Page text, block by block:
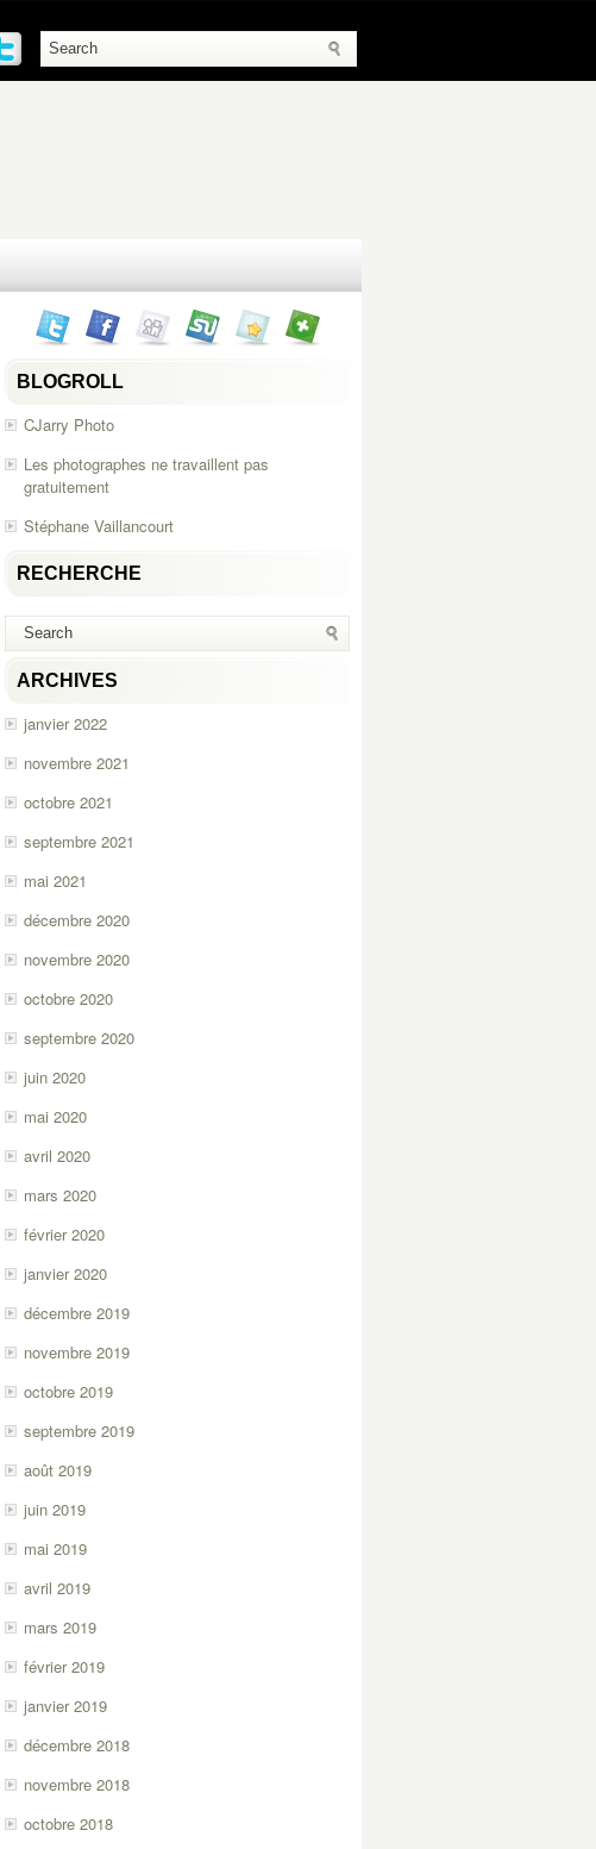
BLOGROLL
CJarry Photo
Les photographes ne travaillent pas
gratuitement
Stéphane Vaillancourt
RECHERCHE
ARCHIVES
janvier 2022
novembre 2021
octobre 2021
septembre 2021
mai 2021
décembre 2020
novembre 2020
octobre 2020
septembre 2020
juin 2020
mai 2020
avril 2020
mars 2020
février 2020
janvier 2020
décembre 2019
novembre 2019
octobre 2019
septembre 2019
août 2019
juin 2019
mai 2019
avril 2019
mars 2019
février 2019
janvier 2019
décembre 2018
novembre 2018
octobre 2018